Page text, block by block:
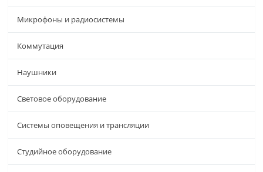
Микрофоны и радиосистемы
Коммутация
Наушники
Световое оборудование
Системы оповещения и трансляции
Студийное оборудование